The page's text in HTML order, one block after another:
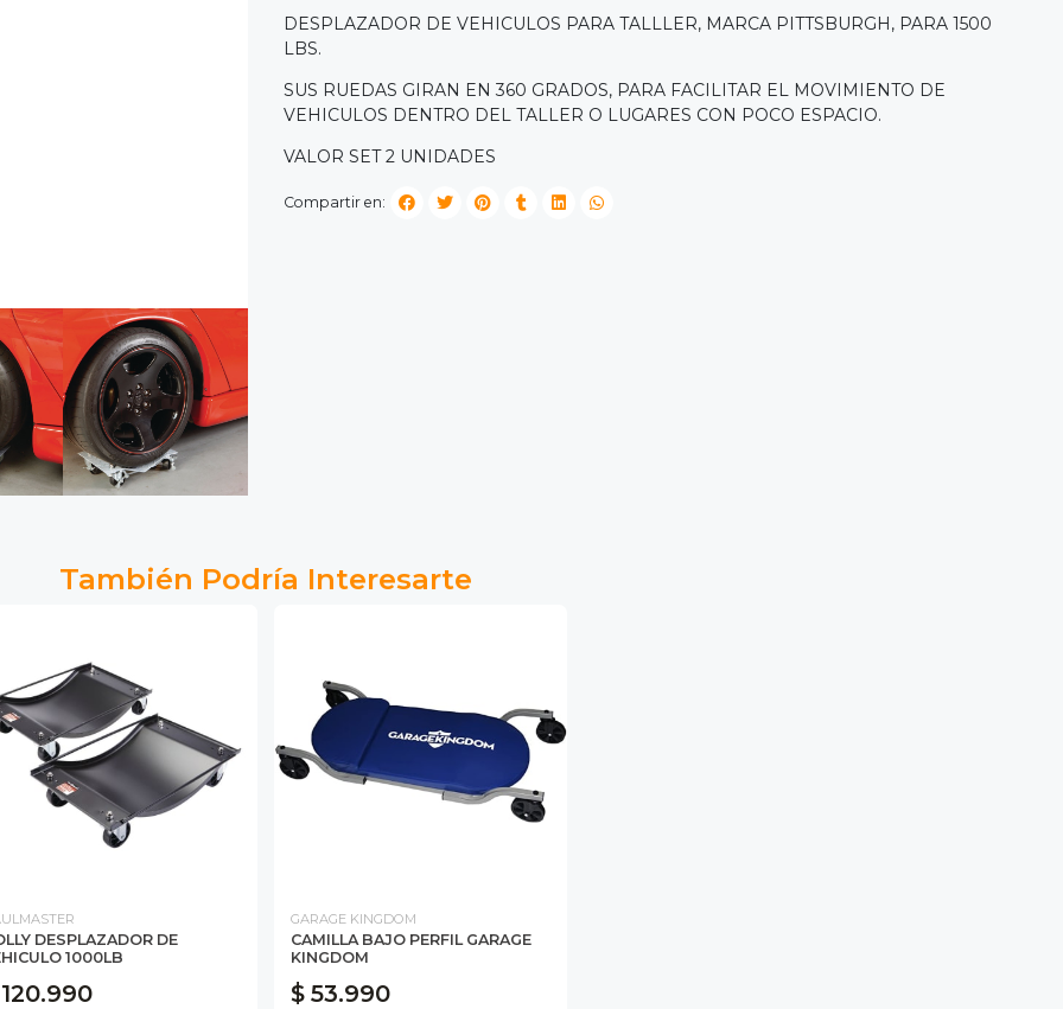
DESPLAZADOR DE VEHICULOS PARA TALLLER, MARCA PITTSBURGH, PARA 1500
LBS.
SUS RUEDAS GIRAN EN 360 GRADOS, PARA FACILITAR EL MOVIMIENTO DE
VEHICULOS DENTRO DEL TALLER O LUGARES CON POCO ESPACIO.
VALOR SET 2 UNIDADES
Compartir en:
También Podría Interesarte
DESPLAZADOR DE
1000LB
GARAGE KINGDOM
CAMILLA BAJO PERFIL GARAGE
KINGDOM
$ 53.990